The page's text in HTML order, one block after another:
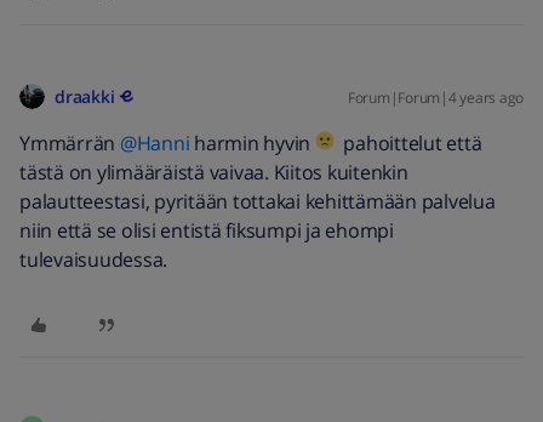
draakki Forum|Forum|4 years ago
Ymmärrän @Hanni harmin hyvin
pahoittelut että
tästä on ylimääräistä vaivaa. Kiitos kuitenkin
palautteestasi, pyritään tottakai kehittämään palvelua
niin että se olisi entistä fiksumpi ja ehompi
tulevaisuudessa.